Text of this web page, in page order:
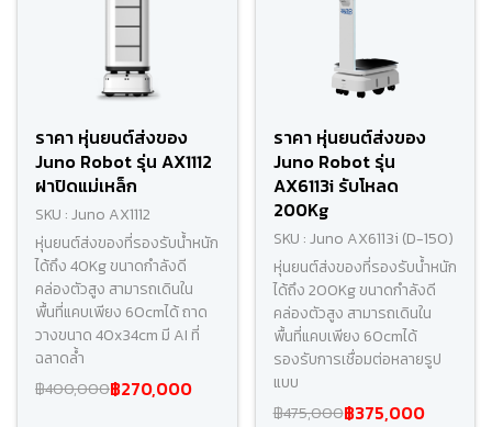
ราคา หุ่นยนต์ส่งของ
Juno Robot รุ่น AX1112
ฝาปิดแม่เหล็ก
SKU : Juno AX1112
หุ่นยนต์ส่งของที่รองรับน้ำหนัก
ได้ถึง 40Kg ขนาดกำลังดี
คล่องตัวสูง สามารถเดินใน
พื้นที่แคบเพียง 60cmได้ ถาด
วางขนาด 40x34cm มี AI ที่
ฉลาดล้ำ
฿400,000฿270,000
ราคา หุ่นยนต์ส่งของ
Juno Robot รุ่น
AX6113i รับโหลด
200Kg
SKU : Juno AX6113i (D-150)
หุ่นยนต์ส่งของที่รองรับน้ำหนัก
ได้ถึง 200Kg ขนาดกำลังดี
คล่องตัวสูง สามารถเดินใน
พื้นที่แคบเพียง 60cmได้
รองรับการเชื่อมต่อหลายรูป
แบบ
฿475,000฿375,000